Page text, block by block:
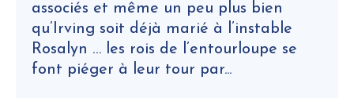
associés et même un peu plus bien
qu’Irving soit déjà marié à l’instable
Rosalyn … les rois de l’entourloupe se
font piéger à leur tour par...